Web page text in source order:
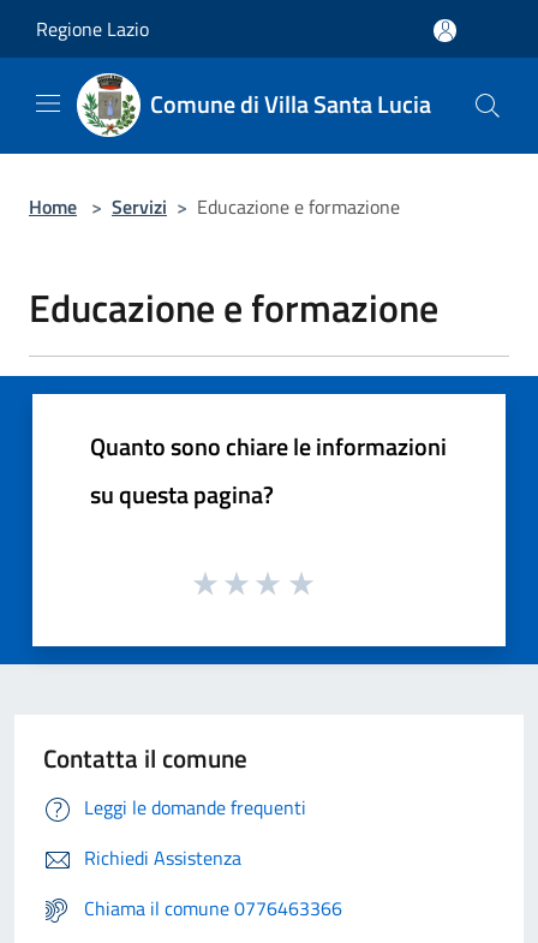
Regione Lazio
Comune di Villa Santa Lucia
Home > Servizi > Educazione e formazione
Educazione e formazione
Quanto sono chiare le informazioni
su questa pagina?
Contatta il comune
Leggi le domande frequenti
Richiedi Assistenza
Chiama il comune 0776463366